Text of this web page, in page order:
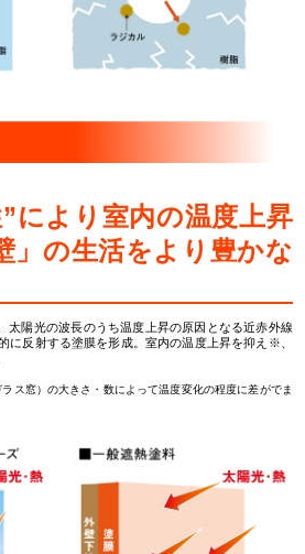
により室内の温度上昇
」の生活をより豊かな
太陽光の波長のうち温度上昇の原因となる近赤外線
に反射する塗膜を形成。室内の温度上昇を抑え※、
ス窓）の大きさ・数によって温度変化の程度に差がでま